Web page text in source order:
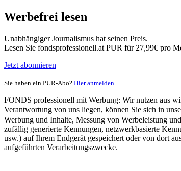
Werbefrei lesen
Unabhängiger Journalismus hat seinen Preis.
Lesen Sie fondsprofessionell.at PUR für 27,99€ pro
Jetzt abonnieren
Sie haben ein PUR-Abo? Hier anmelden.
FONDS professionell mit Werbung: Wir nutzen aus
Verantwortung von uns liegen, können Sie sich in
Werbung und Inhalte, Messung von Werbeleistung
zufällig generierte Kennungen, netzwerkbasierte
usw.) auf Ihrem Endgerät gespeichert oder von dort
aufgeführten Verarbeitungszwecke.